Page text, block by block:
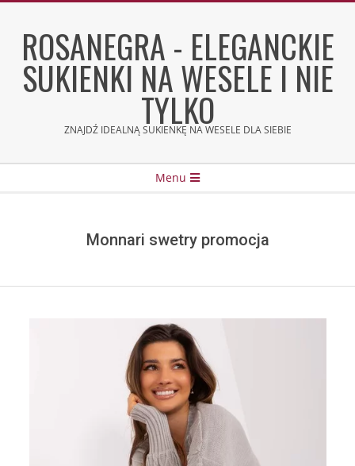
contentROSANEGRA - ELEGANCKIE
SUKIENKI NA WESELE I NIE
TYLKO
ZNAJDŹ IDEALNĄ SUKIENKĘ NA WESELE DLA SIEBIE
Menu
Monnari swetry promocja